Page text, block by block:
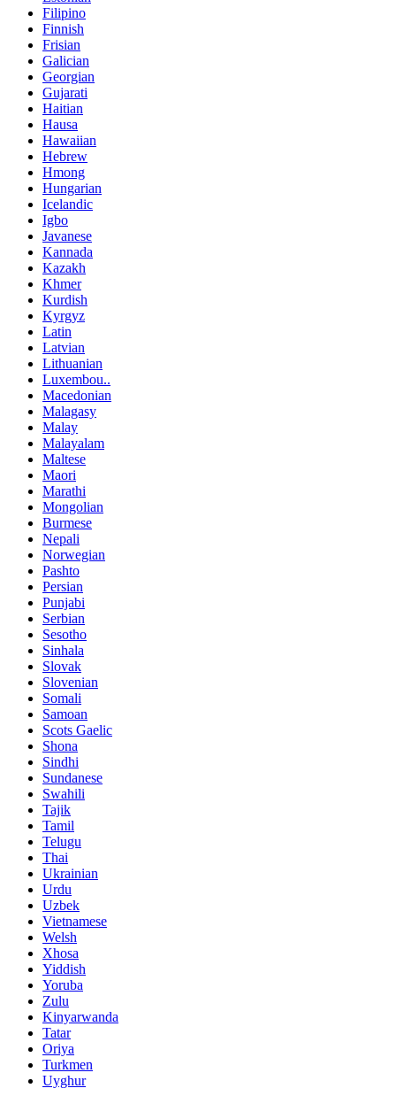
Filipino
Finnish
Frisian
Galician
Georgian
Gujarati
Haitian
Hausa
Hawaiian
Hebrew
Hmong
Hungarian
Icelandic
Igbo
Javanese
Kannada
Kazakh
Khmer
Kurdish
Kyrgyz
Latin
Latvian
Lithuanian
Luxembou..
Macedonian
Malagasy
Malay
Malayalam
Maltese
Maori
Marathi
Mongolian
Burmese
Nepali
Norwegian
Pashto
Persian
Punjabi
Serbian
Sesotho
Sinhala
Slovak
Slovenian
Somali
Samoan
Scots Gaelic
Shona
Sindhi
Sundanese
Swahili
Tajik
Tamil
Telugu
Thai
Ukrainian
Urdu
Uzbek
Vietnamese
Welsh
Xhosa
Yiddish
Yoruba
Zulu
Kinyarwanda
Tatar
Oriya
Turkmen
Uyghur